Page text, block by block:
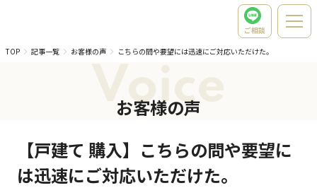
ご相談
TOP
記事一覧 お客様の声 こちらの問や要望には迅速にご対応いただけた。
Voice
お客様の声
【戸建て 購入】こちらの問や要望に
は迅速にご対応いただけた。